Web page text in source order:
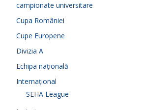
campionate universitare
Cupa României
Cupe Europene
Divizia A
Echipa națională
Internațional
SEHA League